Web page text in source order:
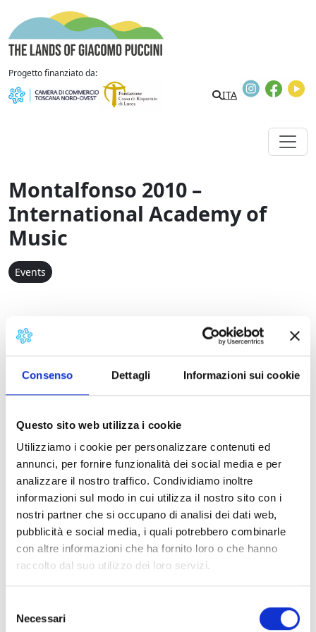
Consenso Dettagli Informazioni sui cookie
Questo sito web utilizza i cookie
Utilizziamo i cookie per personalizzare contenuti ed
annunci, per fornire funzionalità dei social media e per
analizzare il nostro traffico. Condividiamo inoltre
informazioni sul modo in cui utilizza il nostro sito con i
nostri partner che si occupano di analisi dei dati web,
pubblicità e social media, i quali potrebbero combinarle
con altre informazioni che ha fornito loro o che hanno
raccolto dal suo utilizzo dei loro servizi.
delNecessari
Skip to content
Progetto finanziato da:
ITA
Instagram
Montalfonso 2010 –
International Academy of
Music
Events
Montalfonso 2010 -
The Fortress of Montalfonso hosts many events during
the Summer: classic and jazz music concerts, beside